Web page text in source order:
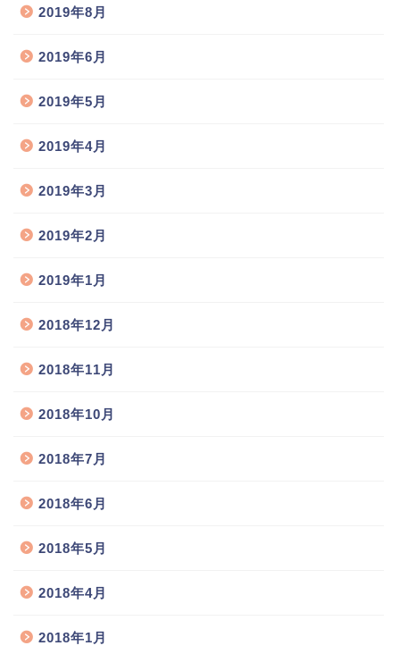
2019年8月
2019年6月
2019年5月
2019年4月
2019年3月
2019年2月
2019年1月
2018年12月
2018年11月
2018年10月
2018年7月
2018年6月
2018年5月
2018年4月
2018年1月